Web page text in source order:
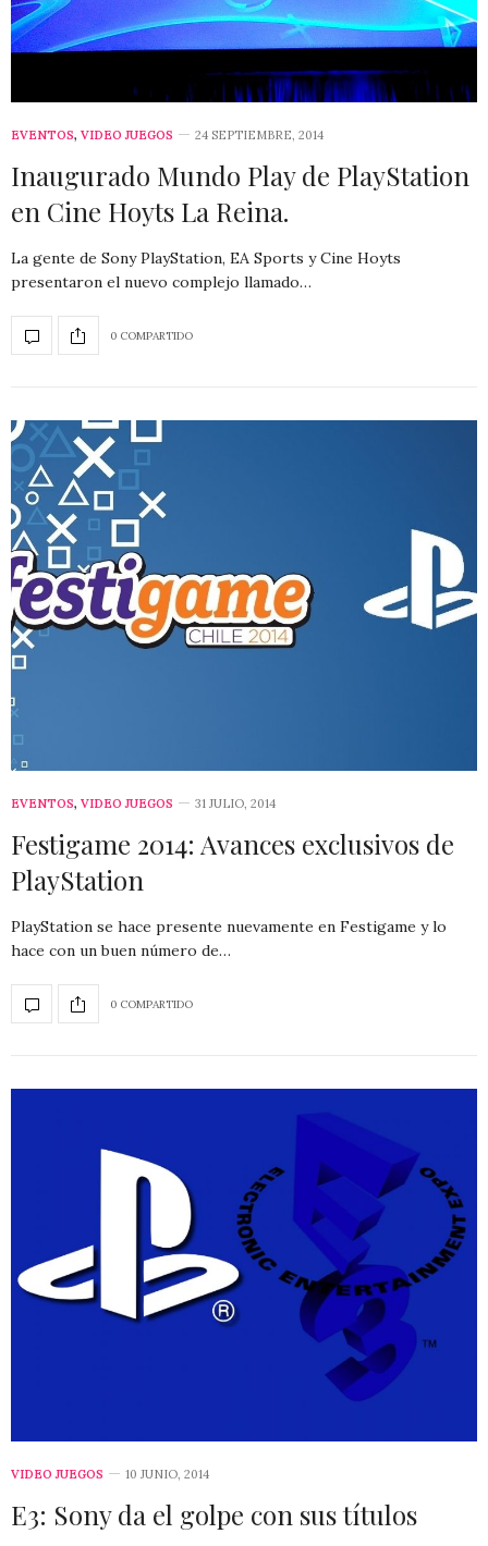
EVENTOS, VIDEO JUEGOS 24 SEPTIEMBRE, 2014
Inaugurado Mundo Play de PlayStation
en Cine Hoyts La Reina.
La gente de Sony PlayStation, EA Sports y Cine Hoyts
presentaron el nuevo complejo llamado…
0 COMPARTIDO
EVENTOS, VIDEO JUEGOS 31 JULIO, 2014
Festigame 2014: Avances exclusivos de
PlayStation
PlayStation se hace presente nuevamente en Festigame y lo
hace con un buen número de…
0 COMPARTIDO
VIDEO JUEGOS 10 JUNIO, 2014
E3: Sony da el golpe con sus títulos